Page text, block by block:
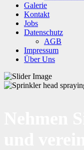
Galerie
Kontakt
Jobs
Datenschutz
AGB
Impressum
Über Uns